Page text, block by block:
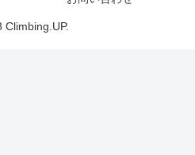
Climbing.UP.